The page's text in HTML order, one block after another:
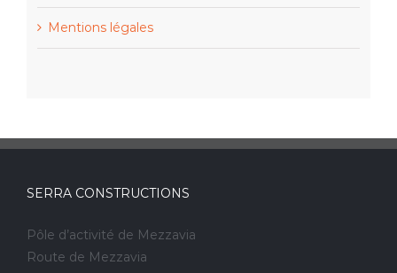
Mentions légales
SERRA CONSTRUCTIONS
Pôle d’activité de Mezzavia
Route de Mezzavia